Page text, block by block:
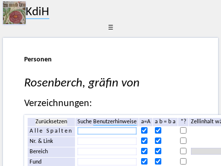
KdiH
☰
Personen
Rosenberch, gräfin von
Verzeichnungen:
Zurücksetzen SucheBenutzerhinweise a=A a b = b a *?
Zellinhalt
Alle Spalten
Nr. & Link
Bereich
Fund